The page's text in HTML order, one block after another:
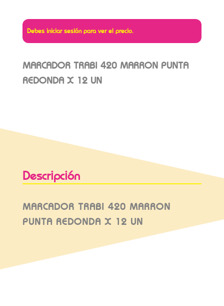
Debes iniciar sesión para ver el precio.
MARCADOR TRABI 420 MARRON PUNTA
REDONDA X 12 UN
Descripción
MARCADOR TRABI 420 MARRON
PUNTA REDONDA X 12 UN